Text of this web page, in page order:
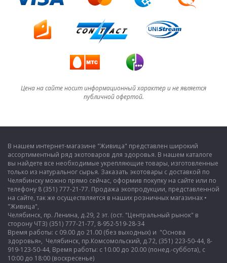
Цена на сайте носит информационный характер и не является
публичной офертой.
В нашем интернет-магазине "Живица" представлен широкий
ассортиментный ряд экотоваров для здоровья. В нашем каталоге
вы найдете все необходимые укрепляющие товары, изготовленные
только из натуральног сырья. Заказать экотовары с доставкой по
Челябинску можно прямо сейчас, оформив покупку на сайте или по
телефону 8 (351) 777-21-77. Продажа экопродукции, представленной
на сайте, так же осуществляется в наших розничных магазинах •
"Живица",
Челябинск, пр. Ленина, д.29, 2 эт. (ост. "Центральный рынок" в
сторону ЧТЗ) (351) 777-21-77, 8-952-519-28-34
Время работы: с 09.00 до 21.00 (без выходных) и "Основа
здоровья», Челябинск, пр.Комсомольский, д.72, (351) 223-50-44, 8-
919-123-50-44, Время работы: с 10.00 до 20.00 (понед.-суббота), с
10:00 до 18:00 (воскресенье)